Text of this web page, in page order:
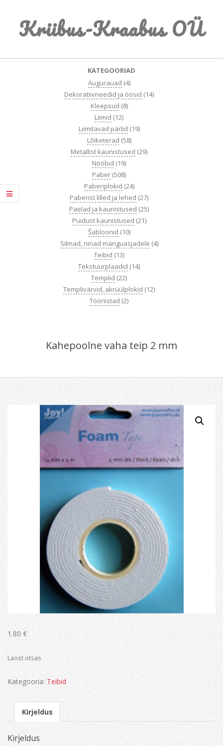
contentKriibus-Kraabus OÜ
KATEGOORIAD
Augurauad (4)
Dekoratiivneedid ja öösid (14)
Kleepsud (8)
Liimid (12)
Liimitavad pärlid (19)
Lõiketerad (58)
Metallist kaunistused (29)
Nööbid (19)
Paber (508)
Paberiplokid (24)
Paberist lilled ja lehed (27)
Paelad ja kaunistused (25)
Puidust kaunistused (21)
Šabloonid (10)
Silmad, ninad mänguasjadele (4)
Teibid (13)
Tekstuurplaadid (14)
Templid (22)
Templivärvid, akrüülplokid (12)
Tööriistad (2)
Kahepoolne vaha teip 2 mm
1.80 €
Laost otsas
Kategooria: Teibid
Kirjeldus
Kirjeldus